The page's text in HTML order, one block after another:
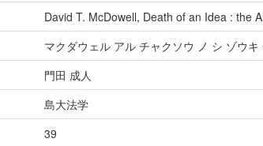
David T. McDowell, Death of an Idea : the
マクダウェル アル チャクソウ ノ シ ゾウ
門田 成人
島大法学
39